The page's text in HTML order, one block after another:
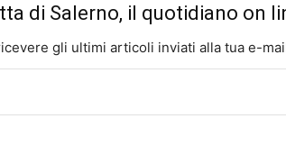
di Salerno, il quotidiano on
gli ultimi articoli inviati alla tua e-